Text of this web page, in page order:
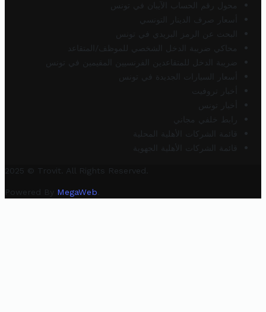
محول رقم الحساب الآيبان في تونس
أسعار صرف الدينار التونسي
البحث عن الرمز البريدي في تونس
محاكي ضريبة الدخل الشخصي للموظف/المتقاعد
ضريبة الدخل للمتقاعدين الفرنسيين المقيمين في تونس
أسعار السيارات الجديدة في تونس
أخبار تروفيت
أخبار تونس
رابط خلفي مجاني
قائمة الشركات الأهلية المحلية
قائمة الشركات الأهلية الجهوية
2025 © Trovit. All Rights Reserved.
Powered By MegaWeb